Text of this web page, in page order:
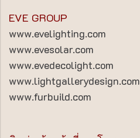
EVE GROUP
www.evelighting.com
www.evesolar.com
www.evedecolight.com
www.lightgallerydesign.com
www.furbuild.com